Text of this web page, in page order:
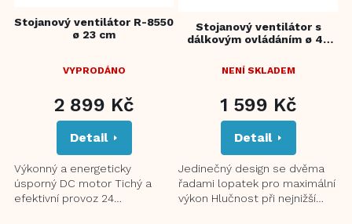
Stojanový ventilátor R-8550
ø 23 cm
VYPRODÁNO
2 899 Kč
Detail
Výkonný a energeticky
úsporný DC motor Tichý a
efektivní provoz 24
Stojanový ventilátor s
dálkovým ovládáním ø 40
NENÍ SKLADEM
1 599 Kč
Detail
Jedinečný design se dvěma
řadami lopatek pro maximální
výkon Hlučnost při nejnižší